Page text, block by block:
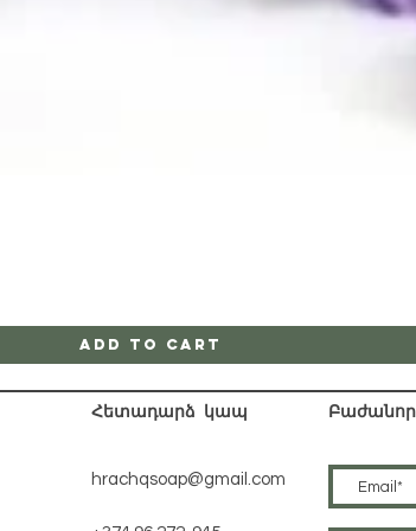
Add to Cart
Հետադարձ կապ
hrachqsoap@gmail.com